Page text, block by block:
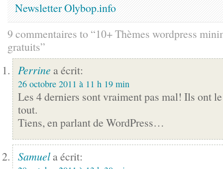
Newsletter Olybop.info
9 commentaires to “10+ Thèmes wordpress
gratuits”
Perrine a écrit:
26 octobre 2011 à 11 h 19 min
Les 4 derniers sont vraiment pas mal! Ils ont
tout.
Tiens, en parlant de WordPress…
Samuel a écrit: